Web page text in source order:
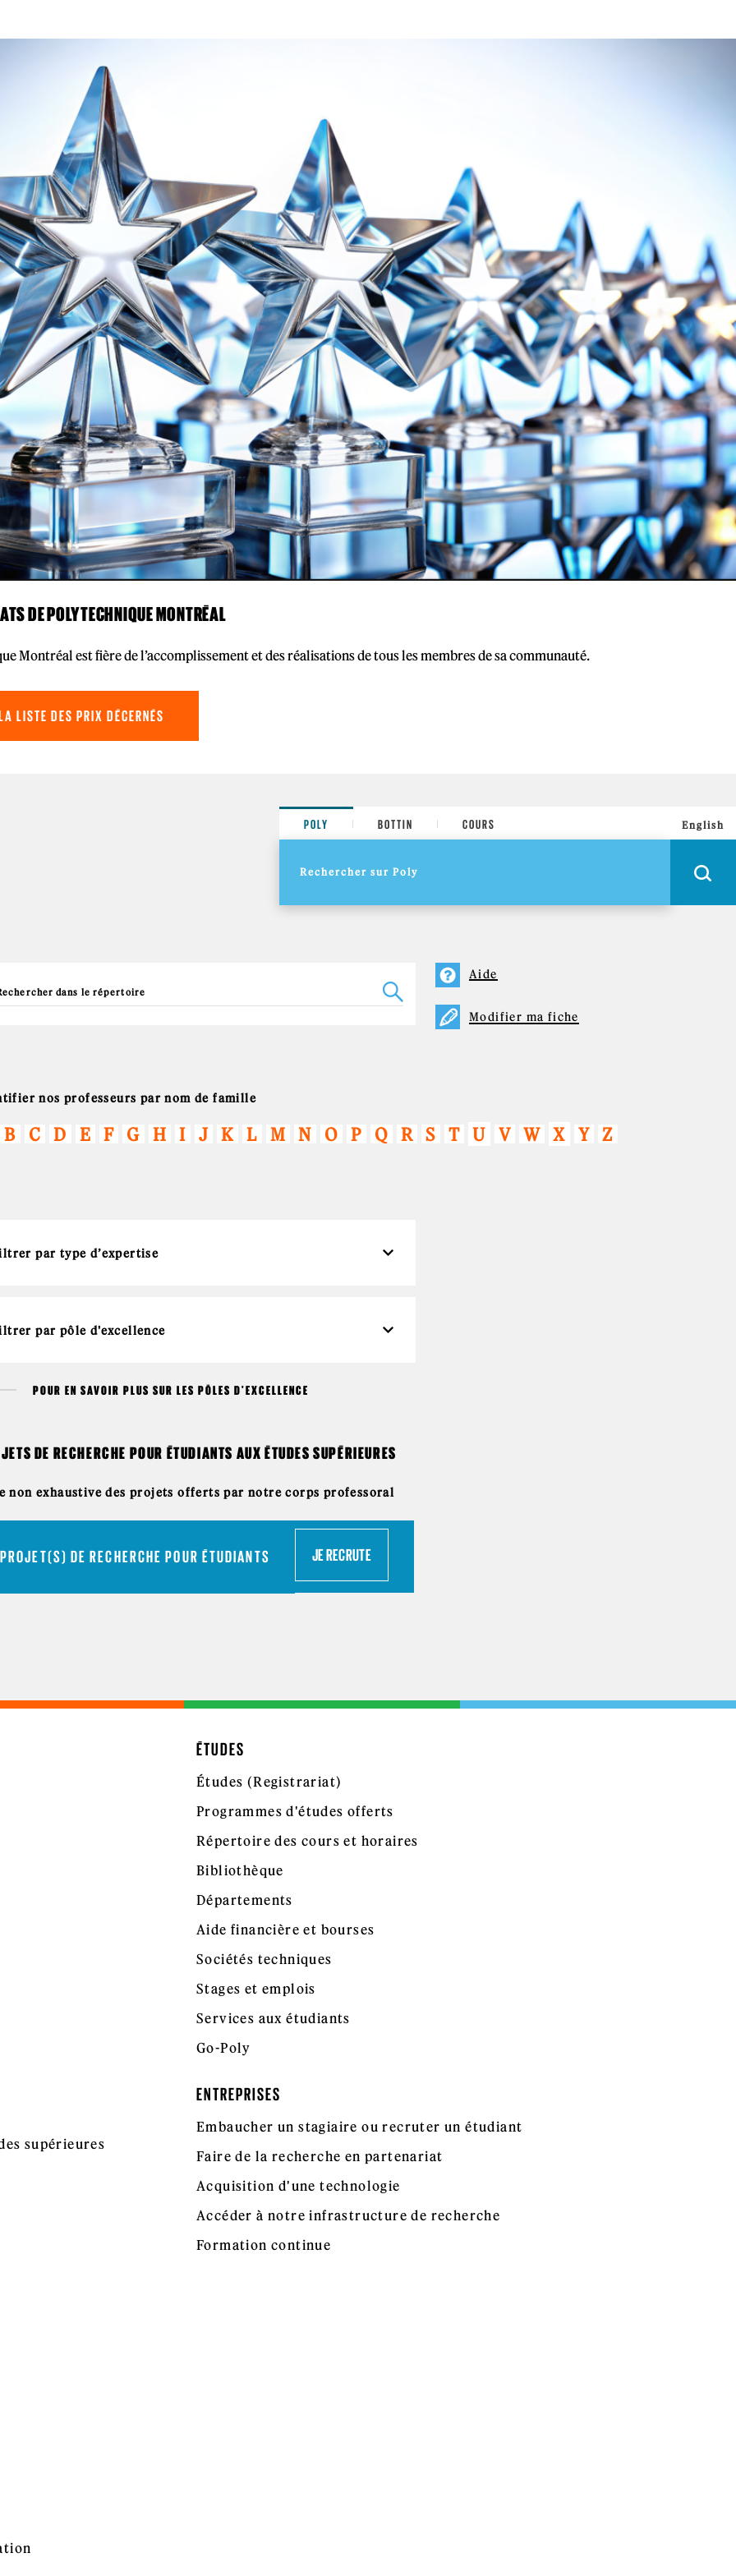
DE POLYTECHNIQUE MONTRÉAL
Montréal est fière de l’accomplissement et des réalisations de tous les membres de sa communauté.
LISTE DES PRIX DÉCERNÉS
POLY BOTTIN COURS English
Aide
Modifier ma fiche
nos professeurs par nom de famille
B C D E F G H I J K L M N O P Q R S T U V W X Y Z
POUR EN SAVOIR PLUS SUR LES PÔLES D'EXCELLENCE
DE RECHERCHE POUR ÉTUDIANTS AUX ÉTUDES SUPÉRIEURES
non exhaustive des projets offerts par notre corps professoral
PROJET(S) DE RECHERCHE POUR ÉTUDIANTS JE RECRUTE
ÉTUDES
Études (Registrariat)
Programmes d'études offerts
Répertoire des cours et horaires
Bibliothèque
Départements
Aide financière et bourses
Sociétés techniques
Stages et emplois
Services aux étudiants
Go-Poly
supérieures
ENTREPRISES
Embaucher un stagiaire ou recruter un étudiant
Faire de la recherche en partenariat
Acquisition d'une technologie
Accéder à notre infrastructure de recherche
Formation continue